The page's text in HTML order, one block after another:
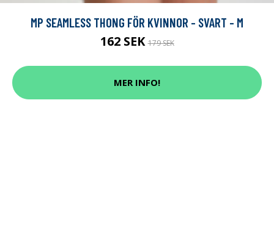
MP SEAMLESS THONG FÖR KVINNOR - SVART - M
162 SEK179 SEK
MER INFO!